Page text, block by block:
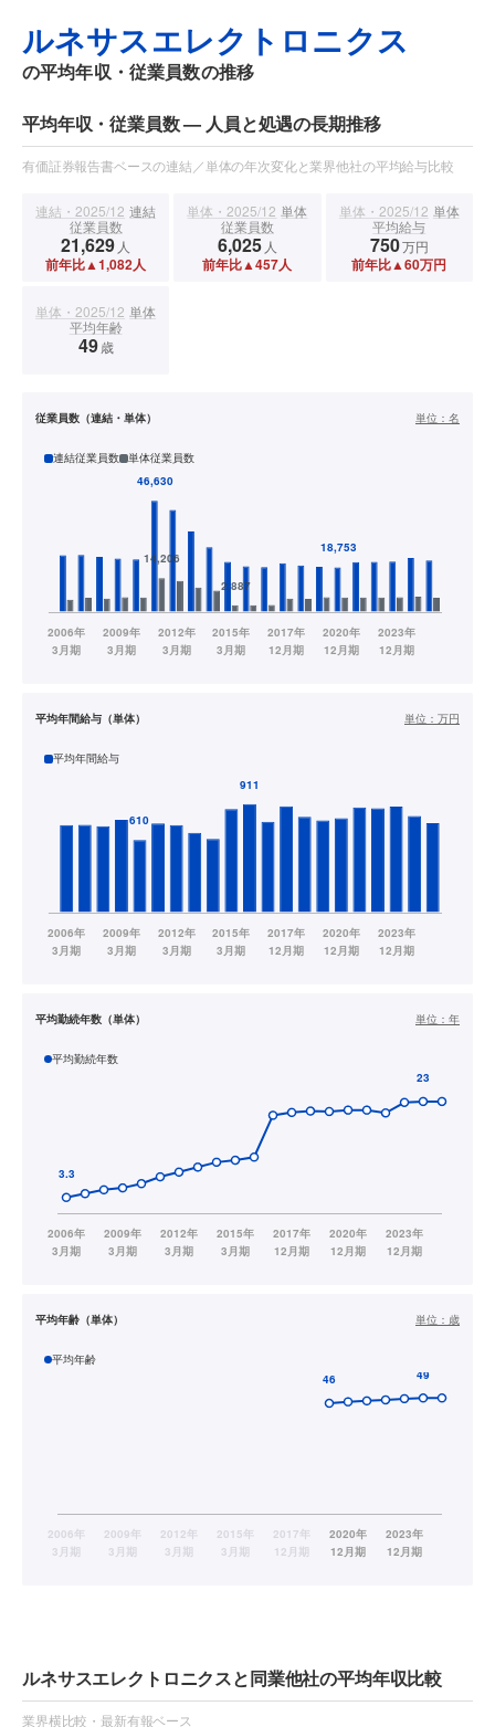
ルネサスエレクトロニクス
の平均年収・従業員数の推移
平均年収・従業員数 — 人員と処遇の長期推移
有価証券報告書ベースの連結／単体の年次変化と業界他社の平均給与比較
連結・2025/12 連結
従業員数
21,629 人
前年比▲1,082人
単体・2025/12 単体
従業員数
6,025 人
前年比▲457人
単体・2025/12 単体
平均給与
750万円
前年比▲60万円
単体・2025/12 単体
平均年齢
49歳
従業員数（連結・単体） 単位： 名
連結従業員数 単体従業員数
平均年間給与（単体） 単位： 万円
平均年間給与
平均勤続年数（単体） 単位： 年
平均勤続年数
平均年齢（単体） 単位： 歳
平均年齢
ルネサスエレクトロニクスと同業他社の平均年収比較
業界横比較・最新有報ベース